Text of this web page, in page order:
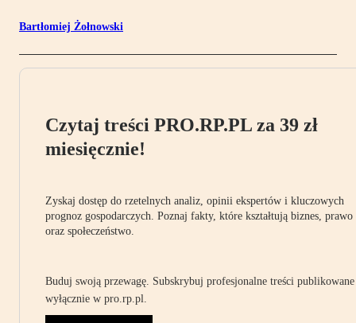
Bartłomiej Żołnowski
Czytaj treści PRO.RP.PL za 39 zł
miesięcznie!
Zyskaj dostęp do rzetelnych analiz, opinii ekspertów i kluczowych
prognoz gospodarczych. Poznaj fakty, które kształtują biznes, prawo
oraz społeczeństwo.
Buduj swoją przewagę. Subskrybuj profesjonalne treści publikowane
wyłącznie w pro.rp.pl.